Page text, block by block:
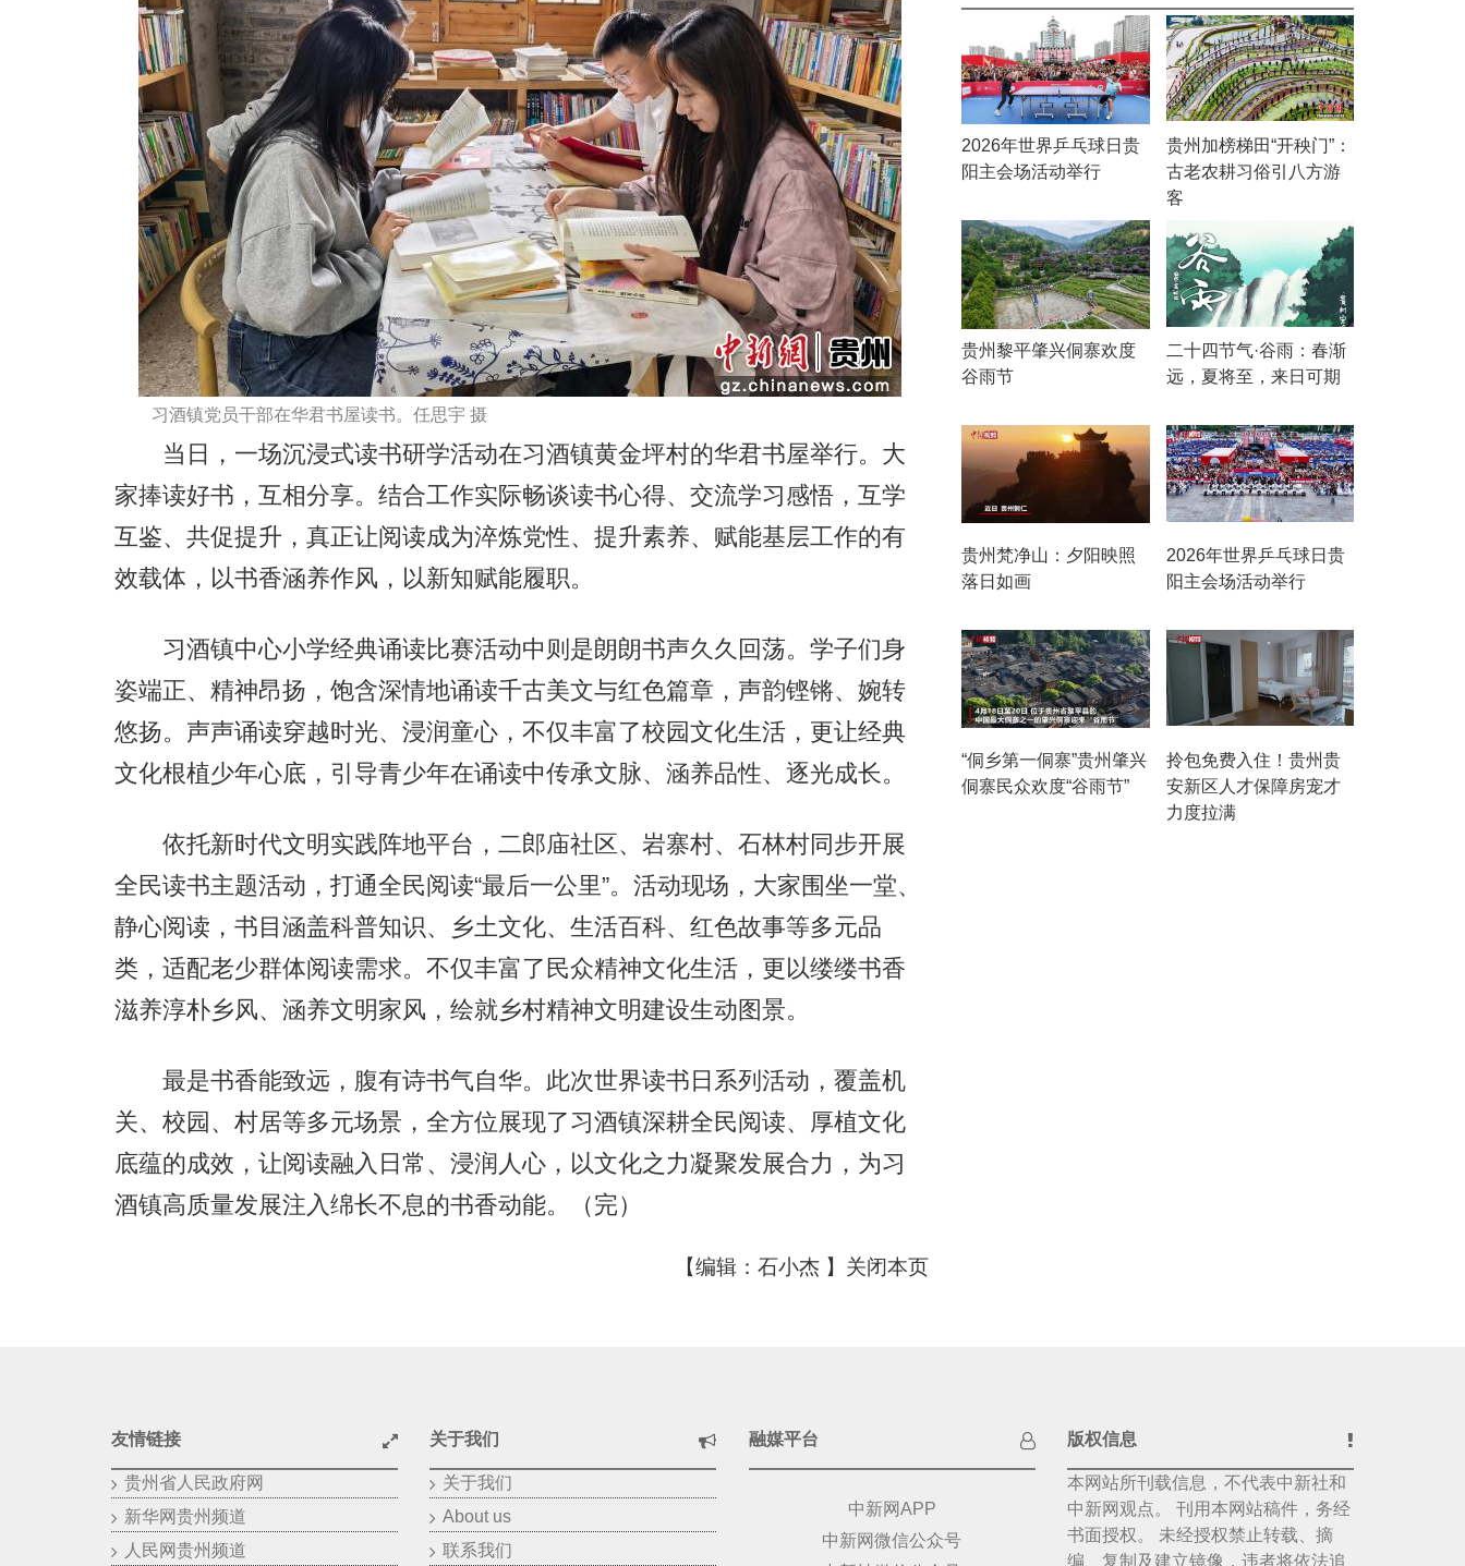
习酒镇党员干部在华君书屋读书。任思宇 摄
当日，一场沉浸式读书研学活动在习酒镇黄金坪村的华君书屋举行。大
家捧读好书，互相分享。结合工作实际畅谈读书心得、交流学习感悟，互学
互鉴、共促提升，真正让阅读成为淬炼党性、提升素养、赋能基层工作的有
效载体，以书香涵养作风，以新知赋能履职。
习酒镇中心小学经典诵读比赛活动中则是朗朗书声久久回荡。学子们身
姿端正、精神昂扬，饱含深情地诵读千古美文与红色篇章，声韵铿锵、婉转
悠扬。声声诵读穿越时光、浸润童心，不仅丰富了校园文化生活，更让经典
文化根植少年心底，引导青少年在诵读中传承文脉、涵养品性、逐光成长。
依托新时代文明实践阵地平台，二郎庙社区、岩寨村、石林村同步开展
全民读书主题活动，打通全民阅读“最后一公里”。活动现场，大家围坐一堂、
静心阅读，书目涵盖科普知识、乡土文化、生活百科、红色故事等多元品
类，适配老少群体阅读需求。不仅丰富了民众精神文化生活，更以缕缕书香
滋养淳朴乡风、涵养文明家风，绘就乡村精神文明建设生动图景。
最是书香能致远，腹有诗书气自华。此次世界读书日系列活动，覆盖机
关、校园、村居等多元场景，全方位展现了习酒镇深耕全民阅读、厚植文化
底蕴的成效，让阅读融入日常、浸润人心，以文化之力凝聚发展合力，为习
酒镇高质量发展注入绵长不息的书香动能。（完）
【编辑：石小杰 】 关闭本页
2026年世界乒乓球日贵
阳主会场活动举行
贵州加榜梯田“开秧门”：
古老农耕习俗引八方游
客
贵州黎平肇兴侗寨欢度
谷雨节
二十四节气·谷雨：春渐
远，夏将至，来日可期
贵州梵净山：夕阳映照
落日如画
2026年世界乒乓球日贵
阳主会场活动举行
“侗乡第一侗寨”贵州肇兴
侗寨民众欢度“谷雨节”
拎包免费入住！贵州贵
安新区人才保障房宠才
力度拉满
友情链接
贵州省人民政府网
新华网贵州频道
人民网贵州频道
关于我们
关于我们
About us
联系我们
融媒平台
中新网APP
中新网微信公众号
版权信息
本网站所刊载信息，不代表中新社和
中新网观点。 刊用本网站稿件，务经
书面授权。 未经授权禁止转载、摘
编、复制及建立镜像，违者将依法追